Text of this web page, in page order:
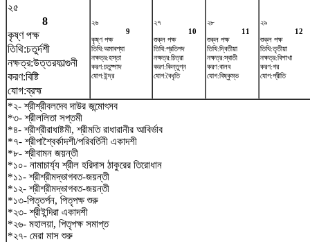
২৫
8
কৃষ্ণ পক্ষ
তিথি:চতুর্দশী
নক্ষত্র:উত্তরফাল্গুনী
করণ:বিষ্টি
যোগ:ব্রহ্ম
২৬
9
কৃষ্ণ পক্ষ
তিথি:অমাবশ্যা
নক্ষত্র:হস্তা
করণ:চতুষ্পাদ
যোগ:ইন্দ্র
২৭
10
শুক্ল পক্ষ
তিথি:প্রতিপদ
নক্ষত্র:চিত্রা
করণ:কিন্তুগ্ন
যোগ:বৈধৃতি
২৮
11
শুক্ল পক্ষ
তিথি:দ্বিতীয়া
নক্ষত্র:স্বাতী
করণ:বালব
যোগ:বিষ্কুম্ভ
২৯
12
শুক্ল পক্ষ
তিথি:তৃতীয়া
নক্ষত্র:বিশাখা
করণ:গর
যোগ:প্রীতি
*২- শ্রীশ্রীবলদেব দাউর জন্মোৎসব
*৩- শ্রীললিতা সপ্তমী
*৪- শ্রীশ্রীরাধাষ্টমী, শ্রীমতি রাধারানীর আবির্ভাব
*৭- শ্রীপাশ্বৈর্কাদশী/পরিবর্তিনী একাদশী
*৮- শ্রীবামন জয়ন্তী
*১০- নামাচার্য্য শ্রীল হরিদাস ঠাকুরের তিরোধান
*১১- শ্রীশ্রীমদ্ভাগবত-জয়ন্তী
*১২- শ্রীশ্রীমদ্ভাগবত-জয়ন্তী
*১৩-পিতৃতর্পন, পিতৃপক্ষ শুরু
*২৩- শ্রীইন্দিরা একাদশী
*২৬- মহালয়া, পিতৃপক্ষ সমাপ্ত
*২৭- মেরা মাস শুরু